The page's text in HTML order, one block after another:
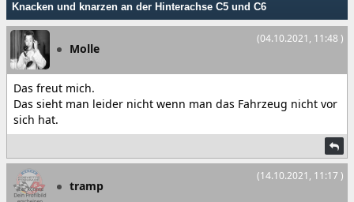
Knacken und knarzen an der Hinterachse C5 und C6
(04.10.2021, 11:48 )
Molle
Das freut mich.
Das sieht man leider nicht wenn man das Fahrzeug nicht vor
sich hat.
(14.10.2021, 11:17 )
tramp